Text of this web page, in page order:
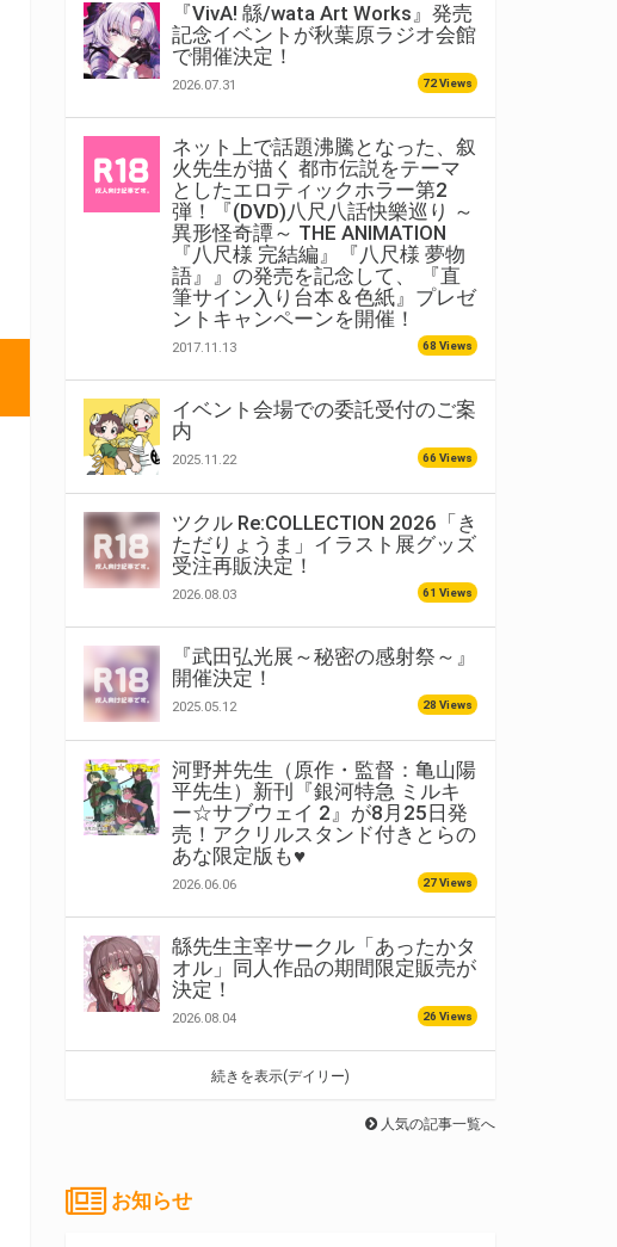
『VivA! 緜/wata Art Works』発売
記念イベントが秋葉原ラジオ会館
で開催決定！
2026.07.31 72 Views
ネット上で話題沸騰となった、叙
火先生が描く 都市伝説をテーマ
としたエロティックホラー第2
弾！『(DVD)八尺八話快樂巡り ～
異形怪奇譚～ THE ANIMATION
『八尺様 完結編』『八尺様 夢物
語』』の発売を記念して、 『直
筆サイン入り台本＆色紙』プレゼ
ントキャンペーンを開催！
2017.11.13 68 Views
イベント会場での委託受付のご案
内
2025.11.22 66 Views
ツクル Re:COLLECTION 2026「き
ただりょうま」イラスト展グッズ
受注再販決定！
2026.08.03 61 Views
『武田弘光展～秘密の感射祭～』
開催決定！
2025.05.12 28 Views
河野丼先生（原作・監督：亀山陽
平先生）新刊『銀河特急 ミルキ
ー☆サブウェイ 2』が8月25日発
売！アクリルスタンド付きとらの
あな限定版も♥
2026.06.06 27 Views
緜先生主宰サークル「あったかタ
オル」同人作品の期間限定販売が
決定！
2026.08.04 26 Views
続きを表示(デイリー)
人気の記事一覧へ
お知らせ